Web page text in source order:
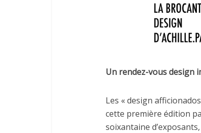
Un rendez-vous design
Les « design
cette première édition
soixantaine